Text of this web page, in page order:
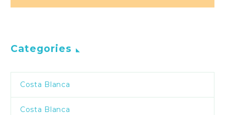
Categories
Costa Blanca
Costa Blanca